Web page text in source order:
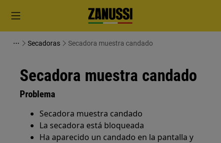
Secadoras Secadora muestra candado
Secadora muestra candado
Problema
Secadora muestra candado
La secadora está bloqueada
Ha aparecido un candado en la pantalla y